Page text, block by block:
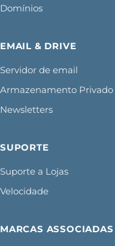
Domínios
EMAIL & DRIVE
Servidor de email
Armazenamento Privado
Newsletters
SUPORTE
Suporte a Lojas
Velocidade
MARCAS ASSOCIADAS